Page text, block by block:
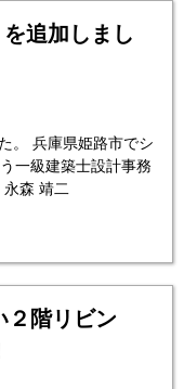
追加しまし
。 兵庫県姫路市でシ
一級建築士設計事務
森 靖二
２階リビン